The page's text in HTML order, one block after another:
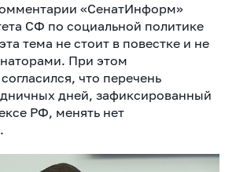
«СенатИнформ»
СФ по социальной политике
тема не стоит в повестке и не
При этом
что перечень
дней, зафиксированный
РФ, менять нет